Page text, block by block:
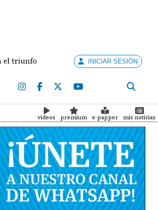
a la Universidad CatólicaINICIAR SESIÓN
videos premium e-papper mis noticias